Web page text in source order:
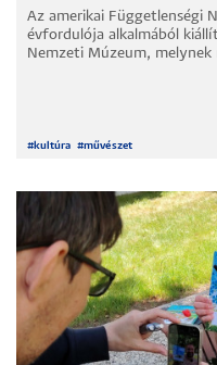
Az amerikai Függetlenségi
évfordulója alkalmából
Nemzeti Múzeum, melynek
# kultúra #művészet